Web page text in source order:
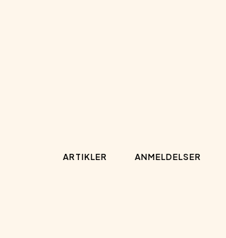
ARTIKLER ANMELDELSER